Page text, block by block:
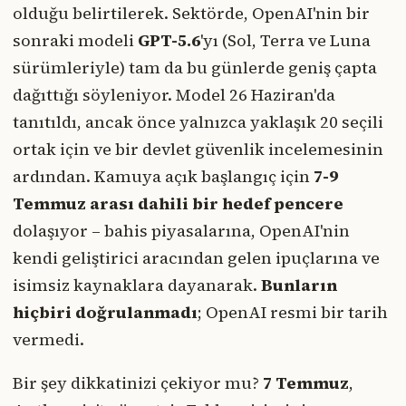
olduğu belirtilerek. Sektörde, OpenAI'nin bir
sonraki modeli GPT-5.6'yı (Sol, Terra ve Luna
sürümleriyle) tam da bu günlerde geniş çapta
dağıttığı söyleniyor. Model 26 Haziran'da
tanıtıldı, ancak önce yalnızca yaklaşık 20 seçili
ortak için ve bir devlet güvenlik incelemesinin
ardından. Kamuya açık başlangıç için 7-9
Temmuz arası dahili bir hedef pencere
dolaşıyor – bahis piyasalarına, OpenAI'nin
kendi geliştirici aracından gelen ipuçlarına ve
isimsiz kaynaklara dayanarak. Bunların
hiçbiri doğrulanmadı; OpenAI resmi bir tarih
vermedi.
Bir şey dikkatinizi çekiyor mu? 7 Temmuz,